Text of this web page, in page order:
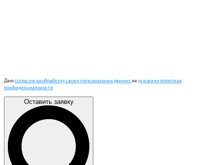
Даюсогласие на обработку своих персональных данныхна условиях политики
конфиденциальности
Оставить заявку